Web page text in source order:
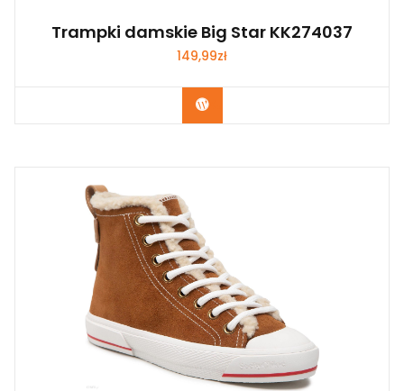
Trampki damskie Big Star KK274037
149,99zł
Kup Teraz